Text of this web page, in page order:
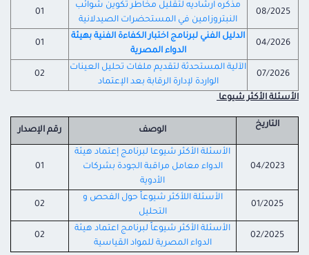
08/2025
مذكره ارشاديه لتقليل مخاطر تكوين شوائب
النبتروزامين في المستحضرات الصيدلانية
01
04/2026
الدليل الفني لبرنامج اختبار الكفاءة الفنية بهيئة
الدواء المصرية
01
07/2026
الآلية المستحدثة لتقديم ملفات تحليل العينات
الواردة لإدارة الرقابة بعد الإعتماد
02
الأسئلة الأكثر شيوعا
التاريخ
الوصف رقم الإصدار
04/2023
الأسئلة الأكثر شيوعا لبرنامج إعتماد هيئة
الدواء معامل مراقبة الجودة بشركات
الأدوية
01
01/2025
الأسئلة اللأكثر شيوعاً حول الفحص و
التحليل
02
02/2025
الأسئلة الأكثر شيوعاً لبرنامج اعتماد هيئة
الدواء المصرية للمواد القياسية
02